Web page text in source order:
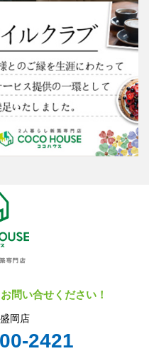
問い合せください！
岡店
2421